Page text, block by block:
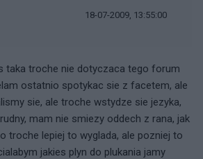
18-07-2009, 13:55:00
taka troche nie dotyczaca tego forum
ostatnio spotykac sie z facetem, ale
sie, ale troche wstydze sie jezyka,
mam nie smiezy oddech z rana, jak
troche lepiej to wyglada, ale pozniej to
jakies plyn do plukania jamy